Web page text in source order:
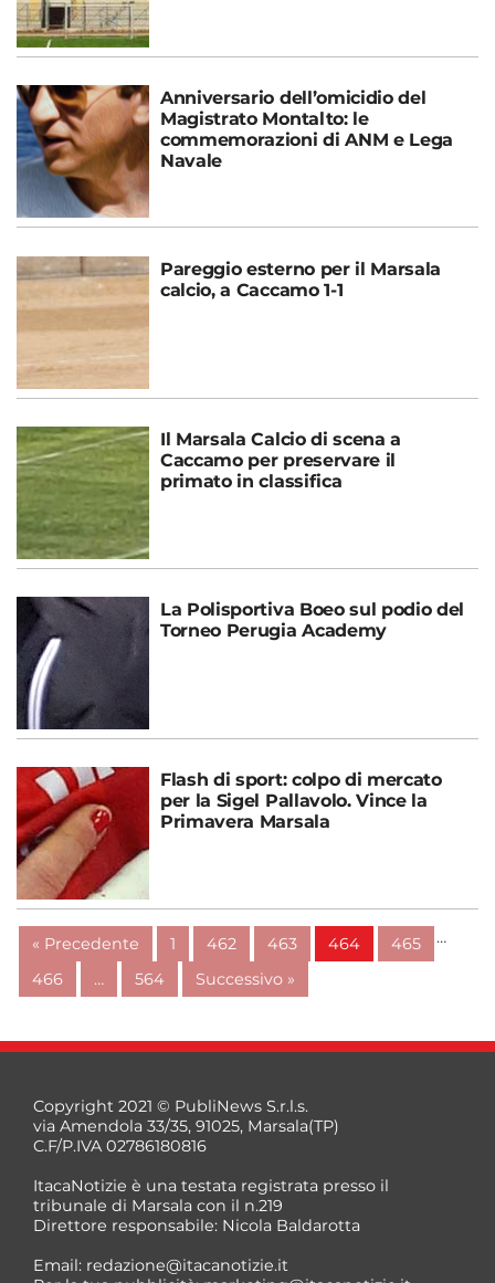
Anniversario dell’omicidio del
Magistrato Montalto: le
commemorazioni di ANM e Lega
Navale
Pareggio esterno per il Marsala
calcio, a Caccamo 1-1
Il Marsala Calcio di scena a
Caccamo per preservare il
primato in classifica
La Polisportiva Boeo sul podio del
Torneo Perugia Academy
Flash di sport: colpo di mercato
per la Sigel Pallavolo. Vince la
Primavera Marsala
« Precedente 1 …
462 463 464
465
466
… 564 Successivo »
Copyright 2021 © PubliNews S.r.l.s.
via Amendola 33/35, 91025, Marsala(TP)
C.F/P.IVA 02786180816
ItacaNotizie è una testata registrata presso il
tribunale di Marsala con il n.219
Direttore responsabile: Nicola Baldarotta
Email: redazione@itacanotizie.it